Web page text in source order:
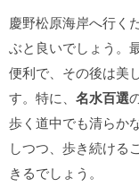
慶野松原海岸へ行く
ぶと良いでしょう。
便利で、その後は美
す。特に、 名水百選
歩く道中でも清らか
しつつ、歩き続ける
きるでしょう。